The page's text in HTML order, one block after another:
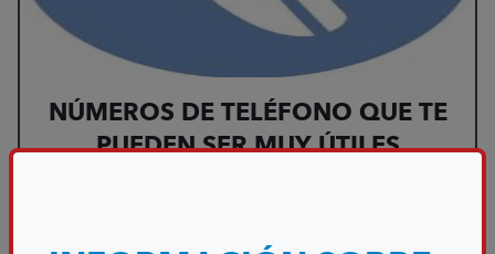
NÚMEROS DE TELÉFONO QUE TE
PUEDEN SER MUY ÚTILES